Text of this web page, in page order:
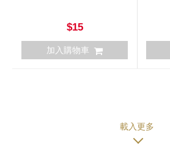
$15
加入購物車